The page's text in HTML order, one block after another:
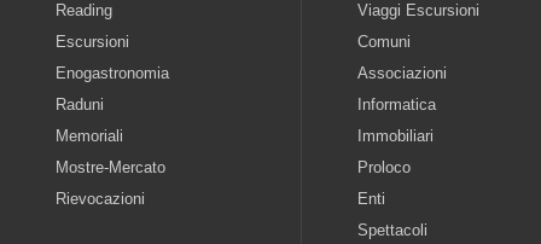
Reading
Escursioni
Enogastronomia
Raduni
Memoriali
Mostre-Mercato
Rievocazioni
Viaggi Escursioni
Comuni
Associazioni
Informatica
Immobiliari
Proloco
Enti
Spettacoli